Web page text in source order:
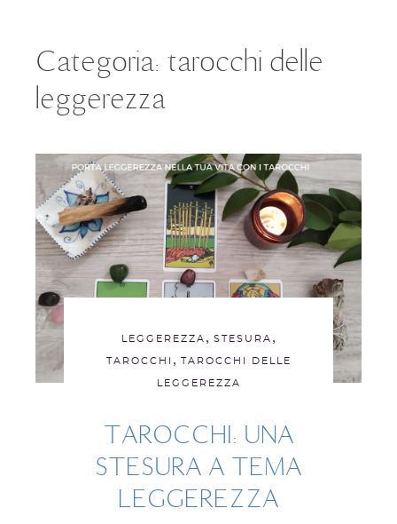
Categoria: tarocchi delle
leggerezza
LEGGEREZZA , STESURA ,
TAROCCHI , TAROCCHI DELLE
LEGGEREZZA
TAROCCHI: UNA
STESURA A TEMA
LEGGEREZZA